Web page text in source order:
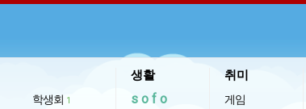
학생회 1
생활
sofo
취미
게임